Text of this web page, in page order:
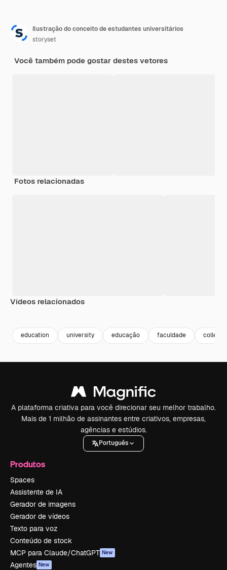
Ilustração do conceito de estudantes universitários
storyset
Você também pode gostar destes vetores
Fotos relacionadas
Vídeos relacionados
education university educação faculdade college
A plataforma criativa para você direcionar seu melhor trabalho.
Mais de 1 milhão de assinantes entre criativos, empresas,
agências e estúdios.
Português
Produtos
Spaces
Assistente de IA
Gerador de imagens
Gerador de vídeos
Texto para voz
Conteúdo de stock
MCP para Claude/ChatGPT New
Agentes New